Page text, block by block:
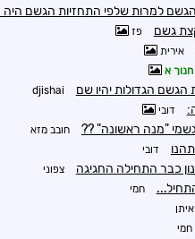
למרות שלפי התחזיות הגשם היה
גשם פז
אירית
חנוך א
הגשם הגדולות יהיו שם djishai
דובי
"מנה ראשונה" ?? חובב מזא
דובי
כבר התחילה החגיגה צפוני
חמי
איתן
חמי